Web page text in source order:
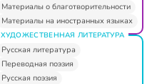
Материалы о благотворительности
Материалы на иностранных языках
ХУДОЖЕСТВЕННАЯ ЛИТЕРАТУРА
Русская литература
Переводная поэзия
Русская поэзия